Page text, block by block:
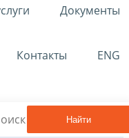
Документы
Контакты ENG
Найти